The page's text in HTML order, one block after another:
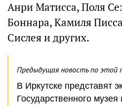
Анри Матисса, Поля
Боннара, Камиля
Сислея и других.
Предыдущая новость по этой
В Иркутске представят
Государственного